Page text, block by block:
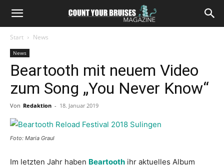
Start News
News
Beartooth mit neuem Video
zum Song „You Never Know“
Von Redaktion - 18. Januar 2019
Foto: Maria Graul
Im letzten Jahr haben Beartooth ihr aktuelles Album